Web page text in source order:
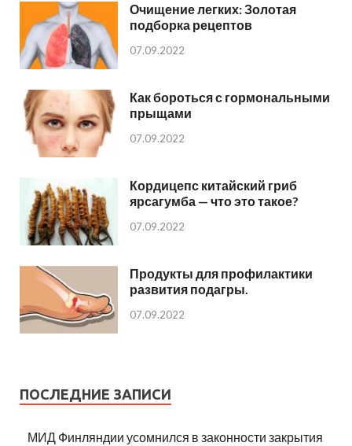
Очищение легких: Золотая
подборка рецептов
07.09.2022
Как бороться с гормональными
прыщами
07.09.2022
Кордицепс китайский гриб
ярсагумба — что это такое?
07.09.2022
Продукты для профилактики
развития подагры.
07.09.2022
ПОСЛЕДНИЕ ЗАПИСИ
МИД Финляндии усомнился в законности закрытия